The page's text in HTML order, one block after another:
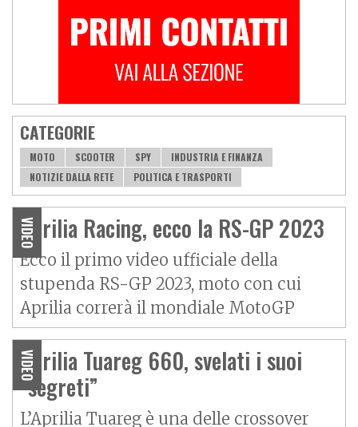
CATEGORIE
MOTO SCOOTER SPY
INDUSTRIA E FINANZA
NOTIZIE DALLA RETE
POLITICA E TRASPORTI
VIDEO
Aprilia Racing, ecco la RS-GP 2023
Ecco il primo video ufficiale della
stupenda RS-GP 2023, moto con cui
Aprilia correrà il mondiale MotoGP
VIDEO
Aprilia Tuareg 660, svelati i suoi
“segreti”
L’Aprilia Tuareg è una delle crossover